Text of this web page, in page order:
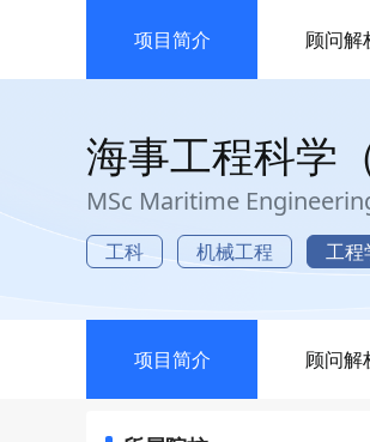
项目简介 顾问解
海事工程科学
MSc Maritime
工科 机械工程 工程
项目简介 顾问解